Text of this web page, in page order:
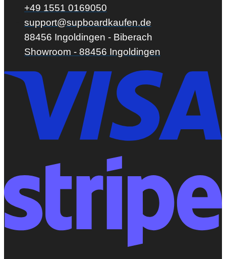
+49 1551 0169050
support@supboardkaufen.de
88456 Ingoldingen - Biberach
Showroom - 88456 Ingoldingen